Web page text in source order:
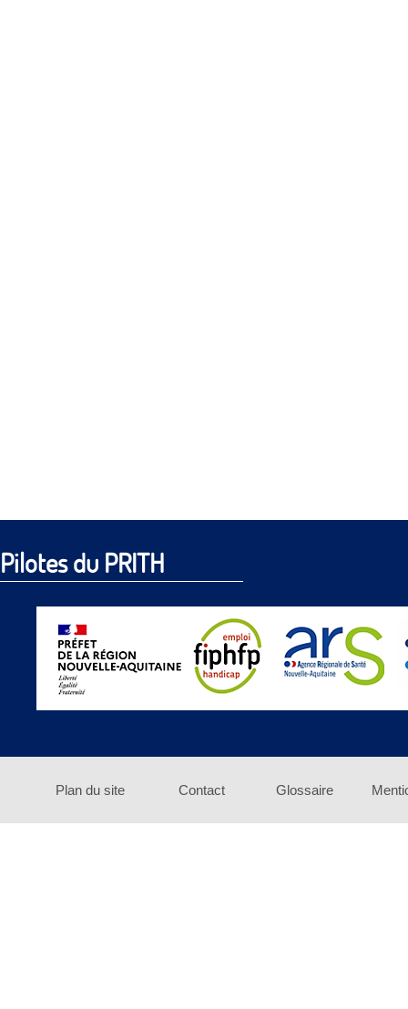
Pilotes du PRITH
Plan du site Contact Glossaire